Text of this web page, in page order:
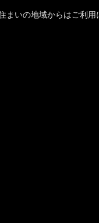
まいの地域からはご利用